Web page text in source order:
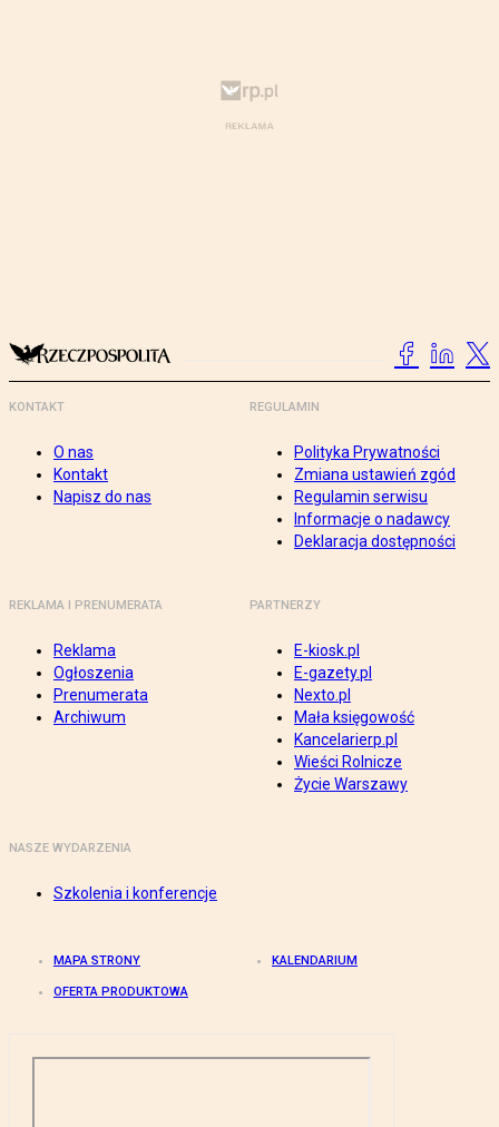
KONTAKT
O nas
Kontakt
Napisz do nas
REGULAMIN
Polityka Prywatności
Zmiana ustawień zgód
Regulamin serwisu
Informacje o nadawcy
Deklaracja dostępności
REKLAMA I PRENUMERATA
Reklama
Ogłoszenia
Prenumerata
Archiwum
PARTNERZY
E-kiosk.pl
E-gazety.pl
Nexto.pl
Mała księgowość
Kancelarierp.pl
Wieści Rolnicze
Życie Warszawy
NASZE WYDARZENIA
Szkolenia i konferencje
MAPA STRONY KALENDARIUM
OFERTA PRODUKTOWA